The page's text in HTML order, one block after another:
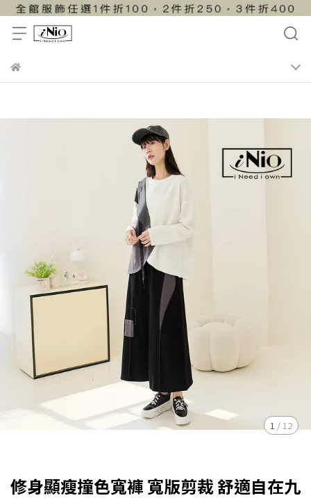
1 /12
修身顯瘦撞色寬褲 寬版剪裁 舒適自在九